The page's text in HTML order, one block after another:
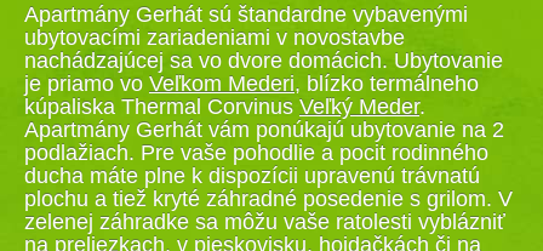
Apartmány Gerhát sú štandardne vybavenými
ubytovacími zariadeniami v novostavbe
nachádzajúcej sa vo dvore domácich. Ubytovanie
je priamo vo Veľkom Mederi, blízko termálneho
kúpaliska Thermal Corvinus Veľký Meder.
Apartmány Gerhát vám ponúkajú ubytovanie na 2
podlažiach. Pre vaše pohodlie a pocit rodinného
ducha máte plne k dispozícii upravenú trávnatú
plochu a tiež kryté záhradné posedenie s grilom. V
zelenej záhradke sa môžu vaše ratolesti vyblázniť
na preliezkach, v pieskovisku, hojdačkách či na